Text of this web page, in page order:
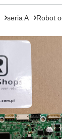
seria A Robot